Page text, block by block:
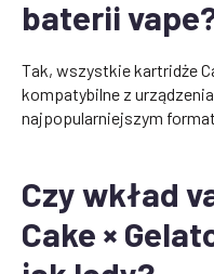
baterii
Tak, wszystkie kartridże
kompatybilne z
najpopularniejszym
Czy wkład
Cake ×